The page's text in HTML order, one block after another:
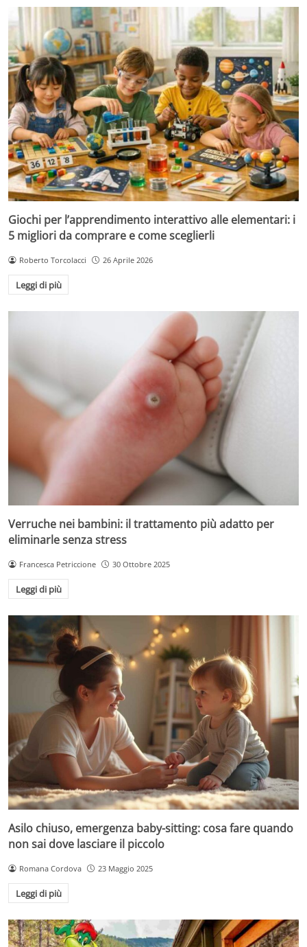
Giochi per l’apprendimento interattivo alle elementari: i
5 migliori da comprare e come sceglierli
Roberto Torcolacci 26 Aprile 2026
Leggi di più
Verruche nei bambini: il trattamento più adatto per
eliminarle senza stress
Francesca Petriccione 30 Ottobre 2025
Leggi di più
Asilo chiuso, emergenza baby-sitting: cosa fare quando
non sai dove lasciare il piccolo
Romana Cordova 23 Maggio 2025
Leggi di più